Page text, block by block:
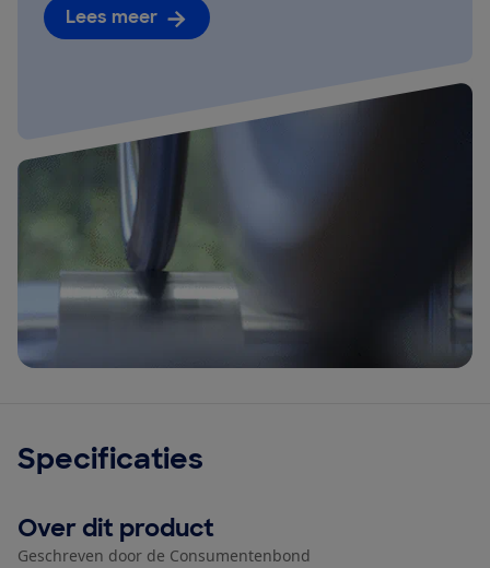
Lees meer
Specificaties
Over dit product
Geschreven door de Consumentenbond